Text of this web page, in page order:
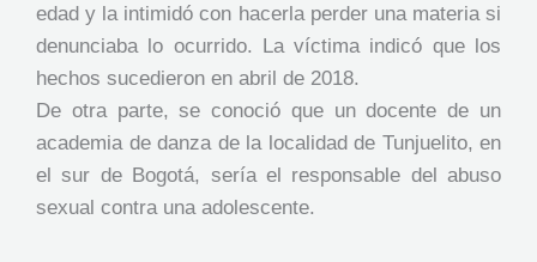
edad y la intimidó con hacerla perder una materia si
denunciaba lo ocurrido. La víctima indicó que los
hechos sucedieron en abril de 2018.
De otra parte, se conoció que un docente de un
academia de danza de la localidad de Tunjuelito, en
el sur de Bogotá, sería el responsable del abuso
sexual contra una adolescente.